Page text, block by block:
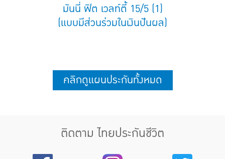
มันนี่ ฟิต เวลท์ตี้ 15/5 (1)
(แบบมีส่วนร่วมในเงินปันผล)
คลิกดูแผนประกันทั้งหมด
ติดตาม ไทยประกันชีวิต